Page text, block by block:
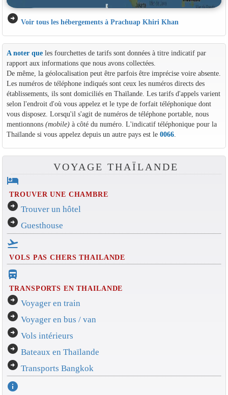
arrow_circle_right Voir tous les hébergements à Prachuap Khiri Khan
A noter queles fourchettes de tarifs sont données à titre indicatif par
rapport aux informations que nous avons collectées.
De même, la géolocalisation peut être parfois être imprécise voire absente.
Les numéros de téléphone indiqués sont ceux les numéros directs des
établissements, ils sont domiciliés en Thaïlande. Les tarifs d'appels varient
selon l'endroit d'où vous appelez et le type de forfait téléphonique dont
vous disposez. Lorsqu'il s'agit de numéros de téléphone portable, nous
mentionnons (mobile)à côté du numéro. L'indicatif téléphonique pour la
Thaïlande si vous appelez depuis un autre pays est le 0066.
VOYAGE THAÏLANDE
hotel
TROUVER UNE CHAMBRE
arrow_circle_right Trouver un hôtel
arrow_circle_right Guesthouse
flight_takeoff
VOLS PAS CHERS THAILANDE
directions_bus_filled
TRANSPORTS EN THAILANDE
arrow_circle_right Voyager en train
arrow_circle_right Voyager en bus / van
arrow_circle_right Vols intérieurs
arrow_circle_right Bateaux en Thaïlande
arrow_circle_right Transports Bangkok
info